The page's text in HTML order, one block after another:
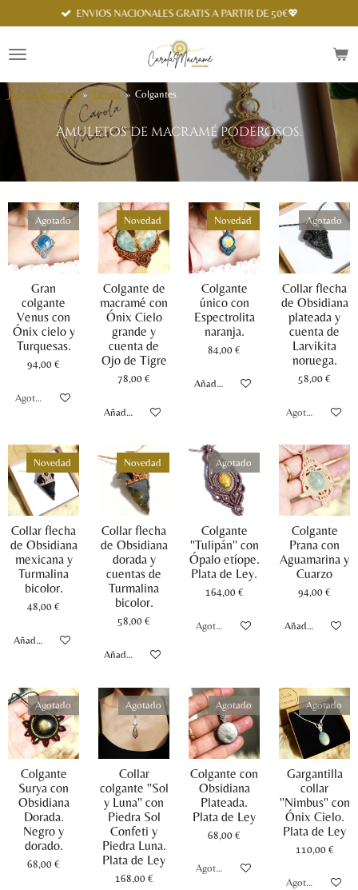
al
principal
ENVIOS NACIONALES GRATIS A PARTIR DE 50€💖
Joyeria Macrame » Tienda » Colgantes
Amuletos de macramé poderosos.
Agotado
Gran
colgante
Venus con
Ónix cielo y
Turquesas.
94,00 €
Agotado
Novedad
Colgante de
macramé con
Ónix Cielo
grande y
cuenta de
Ojo de Tigre
78,00 €
Añadir al carrito
Novedad
Colgante
único con
Espectrolita
naranja.
84,00 €
Añadir al carrito
Agotado
Collar flecha
de Obsidiana
plateada y
cuenta de
Larvikita
noruega.
58,00 €
Agotado
Novedad
Collar flecha
de Obsidiana
mexicana y
Turmalina
bicolor.
48,00 €
Añadir al carrito
Novedad
Collar flecha
de Obsidiana
dorada y
cuentas de
Turmalina
bicolor.
58,00 €
Añadir al carrito
Agotado
Colgante
''Tulipán'' con
Ópalo etíope.
Plata de Ley.
164,00 €
Agotado
Colgante
Prana con
Aguamarina y
Cuarzo
94,00 €
Añadir al carrito
Agotado
Colgante
Surya con
Obsidiana
Dorada.
Negro y
dorado.
68,00 €
Agotado
Collar
colgante ''Sol
y Luna'' con
Piedra Sol
Confeti y
Piedra Luna.
Plata de Ley
168,00 €
Agotado
Colgante con
Obsidiana
Plateada.
Plata de Ley
68,00 €
Agotado
Agotado
Gargantilla
collar
''Nimbus'' con
Ónix Cielo.
Plata de Ley
110,00 €
Agotado
Spanish